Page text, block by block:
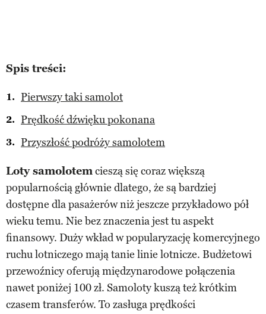
Spis treści:
Pierwszy taki samolot
Prędkość dźwięku pokonana
Przyszłość podróży samolotem
Loty samolotemcieszą się coraz większą
popularnością głównie dlatego, że są bardziej
dostępne dla pasażerów niż jeszcze przykładowo pół
wieku temu. Nie bez znaczenia jest tu aspekt
finansowy. Duży wkład w popularyzację komercyjnego
ruchu lotniczego mają tanie linie lotnicze. Budżetowi
przewoźnicy oferują międzynarodowe połączenia
nawet poniżej 100 zł. Samoloty kuszą też krótkim
czasem transferów. To zasługa prędkości